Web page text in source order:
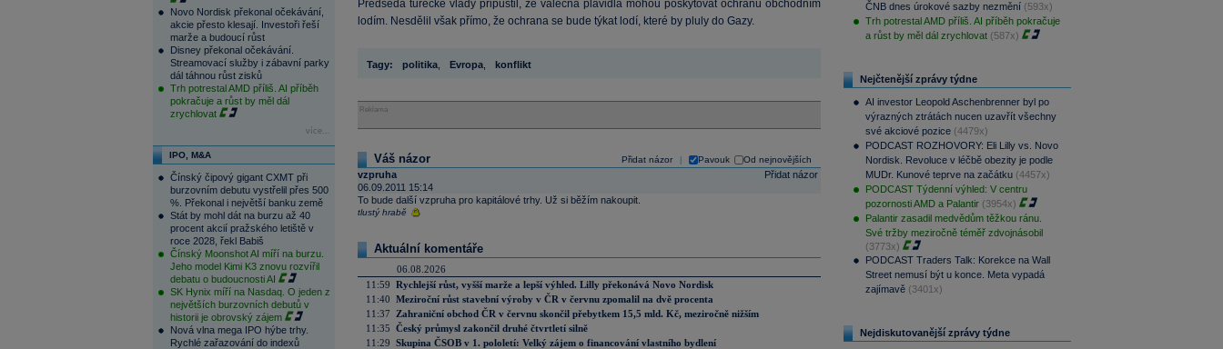
Novo Nordisk překonal očekávání,
akcie přesto klesají. Investoři řeší
marže a budoucí růst
Disney překonal očekávání.
Streamovací služby i zábavní parky
dál táhnou růst zisků
Trh potrestal AMD příliš. AI příběh
pokračuje a růst by měl dál
zrychlovat
více...
IPO, M&A
Čínský čipový gigant CXMT při
burzovním debutu vystřelil přes 500
%. Překonal i největší banku země
Stát by mohl dát na burzu až 40
procent akcií pražského letiště v
roce 2028, řekl Babiš
Čínský Moonshot AI míří na burzu.
Jeho model Kimi K3 znovu rozvířil
debatu o budoucnosti AI
SK Hynix míří na Nasdaq. O jeden z
největších burzovních debutů v
historii je obrovský zájem
Nová vlna mega IPO hýbe trhy.
Rychlé zařazování do indexů
Předseda turecké vlády připustil, že válečná plavidla mohou poskytovat ochranu obchodním
lodím. Nesdělil však přímo, že ochrana se bude týkat lodí, které by pluly do Gazy.
Tagy: politika, Evropa, konflikt
Reklama
Přidat názor Pavouk Od nejnovějších
Váš názor
Přidat názor
vzpruha
06.09.2011 15:14
To bude další vzpruha pro kapitálové trhy. Už si běžím nakoupit.
tlustý hrabě
Aktuální komentáře
06.08.2026
11:59 Rychlejší růst, vyšší marže a lepší výhled. Lilly překonává Novo Nordisk
11:40 Meziroční růst stavební výroby v ČR v červnu zpomalil na dvě procenta
11:37
Zahraniční obchod ČR v červnu skončil přebytkem 15,5 mld. Kč, meziročně nižším
11:35 Český průmysl zakončil druhé čtvrtletí silně
11:29 Skupina ČSOB v 1. pololetí: Velký zájem o financování vlastního bydlení
ČNB dnes úrokové sazby nezmění (593x)
Trh potrestal AMD příliš. AI příběh pokračuje
a růst by měl dál zrychlovat (587x)
Nejčtenější zprávy týdne
AI investor Leopold Aschenbrenner byl po
výrazných ztrátách nucen uzavřít všechny
své akciové pozice (4479x)
PODCAST ROZHOVORY: Eli Lilly vs. Novo
Nordisk. Revoluce v léčbě obezity je podle
MUDr. Kunové teprve na začátku (4457x)
PODCAST Týdenní výhled: V centru
pozornosti AMD a Palantir (3954x)
Palantir zasadil medvědům těžkou ránu.
Své tržby meziročně téměř zdvojnásobil
(3773x)
PODCAST Traders Talk: Korekce na Wall
Street nemusí být u konce. Meta vypadá
zajímavě (3401x)
Nejdiskutovanější zprávy týdne